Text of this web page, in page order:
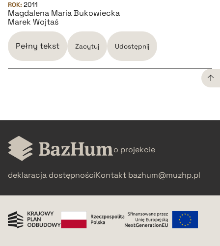
ROK: 2011
Magdalena Maria Bukowiecka
Marek Wojtaś
Pełny tekst Zacytuj Udostępnij
BIBTEX
o projekcie
deklaracja dostępnościKontakt bazhum@muzhp.pl